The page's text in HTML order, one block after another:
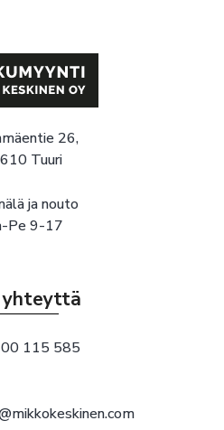
26,
Tuuri
ja nouto
Pe 9-17
115 585